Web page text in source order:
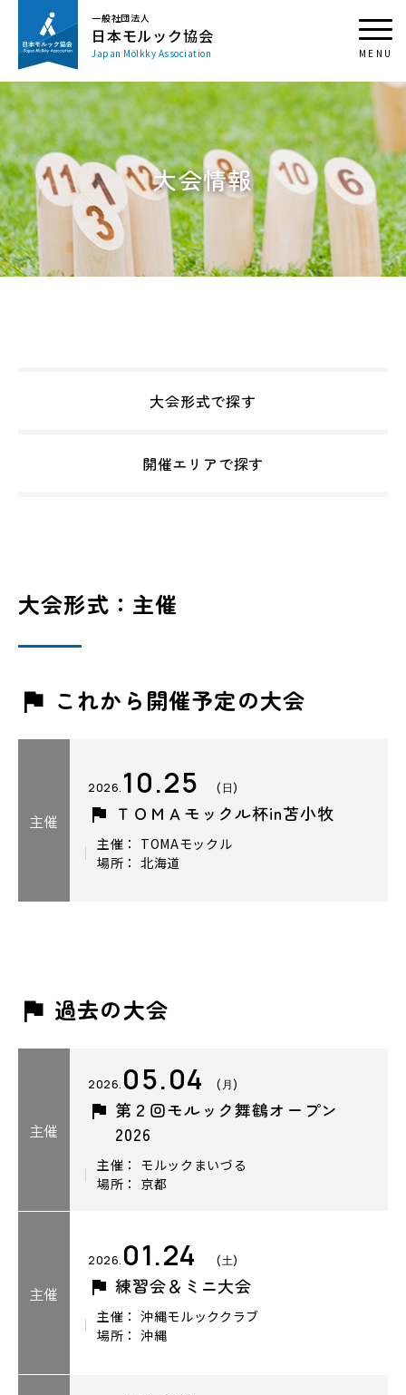
一般社団法人
日本モルック協会
Japan Mölkky Association
大会情報
大会形式で探す
開催エリアで探す
大会形式：主催
これから開催予定の大会
主催
2026. 10.25 (日)
ＴＯＭＡモックル杯in苫小牧
主催： TOMAモックル
場所： 北海道
過去の大会
主催
2026. 05.04 (月)
第２回モルック舞鶴オープン
2026
主催： モルックまいづる
場所： 京都
主催
2026. 01.24 (土)
練習会＆ミニ大会
主催： 沖縄モルッククラブ
場所： 沖縄